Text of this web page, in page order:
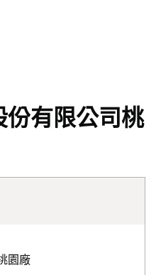
份有限公司桃
園廠